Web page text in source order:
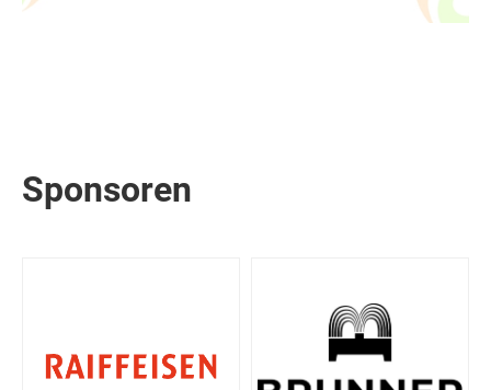
Sponsoren